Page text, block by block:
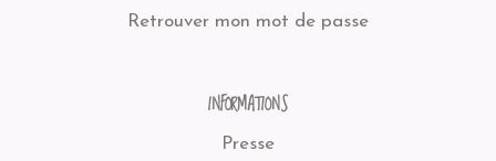
Retrouver mon mot de passe
INFORMATIONS
Presse